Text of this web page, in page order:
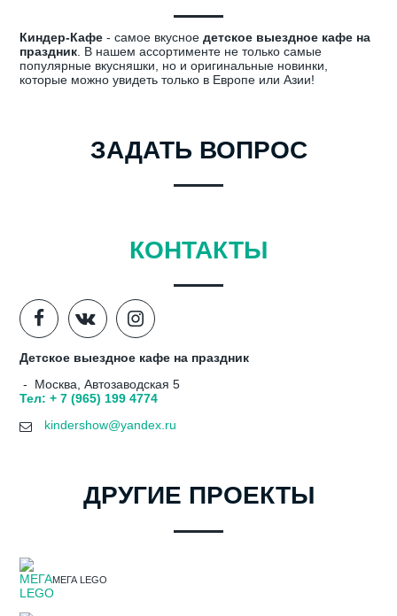
Киндер-Кафе- самое вкусное детское выездное кафе на
праздник . В нашем ассортименте не только самые
популярные вкусняшки, но и оригинальные новинки,
которые можно увидеть только в Европе или Азии!
ЗАДАТЬ ВОПРОС
КОНТАКТЫ
Детское выездное кафе на праздник
- Москва, Автозаводская 5
Тел: + 7 (965) 199 4774
kindershow@yandex.ru
ДРУГИЕ ПРОЕКТЫ
МЕГА LEGO